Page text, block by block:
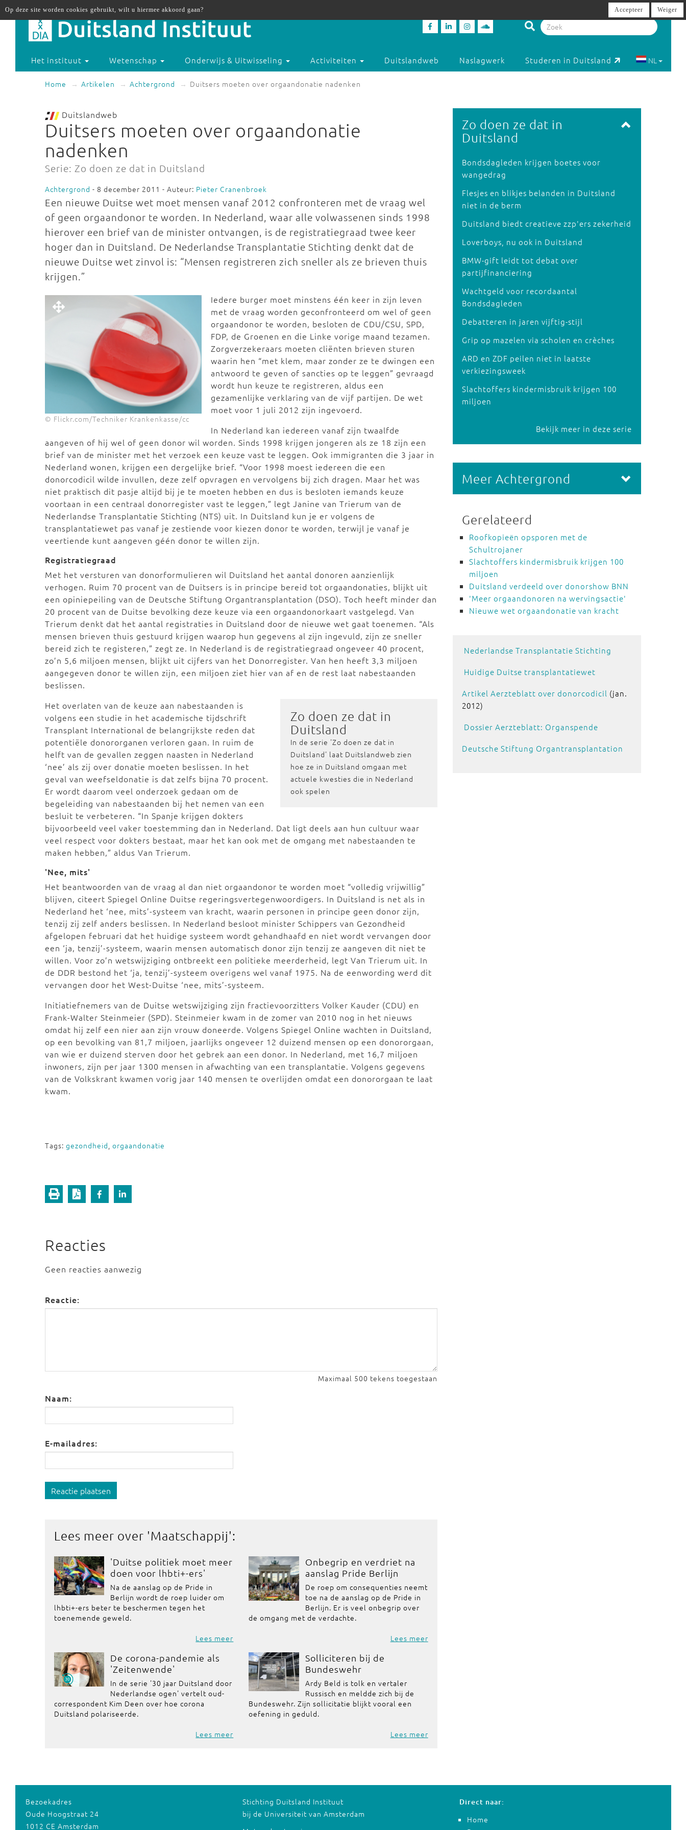
Het instituut Wetenschap Onderwijs & Uitwisseling Activiteiten Duitslandweb Naslagwerk Studeren in Duitsland NL
Home Artikelen Achtergrond Duitsers moeten over orgaandonatie nadenken
Duitslandweb
Duitsers moeten over orgaandonatie
nadenken
Serie: Zo doen ze dat in Duitsland
Achtergrond - 8 december 2011 - Auteur: Pieter Cranenbroek
Een nieuwe Duitse wet moet mensen vanaf 2012 confronteren met de vraag wel
of geen orgaandonor te worden. In Nederland, waar alle volwassenen sinds 1998
hierover een brief van de minister ontvangen, is de registratiegraad twee keer
hoger dan in Duitsland. De Nederlandse Transplantatie Stichting denkt dat de
nieuwe Duitse wet zinvol is: “Mensen registreren zich sneller als ze brieven thuis
krijgen.”
© Flickr.com/Techniker Krankenkasse/cc
Iedere burger moet minstens één keer in zijn leven
met de vraag worden geconfronteerd om wel of geen
orgaandonor te worden, besloten de CDU/CSU, SPD,
FDP, de Groenen en die Linke vorige maand tezamen.
Zorgverzekeraars moeten cliënten brieven sturen
waarin hen “met klem, maar zonder ze te dwingen een
antwoord te geven of sancties op te leggen” gevraagd
wordt hun keuze te registreren, aldus een
gezamenlijke verklaring van de vijf partijen. De wet
moet voor 1 juli 2012 zijn ingevoerd.
In Nederland kan iedereen vanaf zijn twaalfde
aangeven of hij wel of geen donor wil worden. Sinds 1998 krijgen jongeren als ze 18 zijn een
brief van de minister met het verzoek een keuze vast te leggen. Ook immigranten die 3 jaar in
Nederland wonen, krijgen een dergelijke brief. “Voor 1998 moest iedereen die een
donorcodicil wilde invullen, deze zelf opvragen en vervolgens bij zich dragen. Maar het was
niet praktisch dit pasje altijd bij je te moeten hebben en dus is besloten iemands keuze
voortaan in een centraal donorregister vast te leggen,” legt Janine van Trierum van de
Nederlandse Transplantatie Stichting (NTS) uit. In Duitsland kun je er volgens de
transplantatiewet pas vanaf je zestiende voor kiezen donor te worden, terwijl je vanaf je
veertiende kunt aangeven géén donor te willen zijn.
Registratiegraad
Met het versturen van donorformulieren wil Duitsland het aantal donoren aanzienlijk
verhogen. Ruim 70 procent van de Duitsers is in principe bereid tot orgaandonaties, blijkt uit
een opiniepeiling van de Deutsche Stiftung Organtransplantation (DSO). Toch heeft minder dan
20 procent van de Duitse bevolking deze keuze via een orgaandonorkaart vastgelegd. Van
Trierum denkt dat het aantal registraties in Duitsland door de nieuwe wet gaat toenemen. “Als
mensen brieven thuis gestuurd krijgen waarop hun gegevens al zijn ingevuld, zijn ze sneller
bereid zich te registeren,” zegt ze. In Nederland is de registratiegraad ongeveer 40 procent,
zo’n 5,6 miljoen mensen, blijkt uit cijfers van het Donorregister. Van hen heeft 3,3 miljoen
aangegeven donor te willen zijn, een miljoen ziet hier van af en de rest laat nabestaanden
beslissen.
Zo doen ze dat in
Duitsland
In de serie 'Zo doen ze dat in
Duitsland' laat Duitslandweb zien
hoe ze in Duitsland omgaan met
actuele kwesties die in Nederland
ook spelen
Het overlaten van de keuze aan nabestaanden is
volgens een studie in het academische tijdschrift
Transplant International de belangrijkste reden dat
potentiële donororganen verloren gaan. In ruim de
helft van de gevallen zeggen naasten in Nederland
‘nee’ als zij over donatie moeten beslissen. In het
geval van weefseldonatie is dat zelfs bijna 70 procent.
Er wordt daarom veel onderzoek gedaan om de
begeleiding van nabestaanden bij het nemen van een
besluit te verbeteren. “In Spanje krijgen dokters
bijvoorbeeld veel vaker toestemming dan in Nederland. Dat ligt deels aan hun cultuur waar
veel respect voor dokters bestaat, maar het kan ook met de omgang met nabestaanden te
maken hebben,” aldus Van Trierum.
'Nee, mits'
Het beantwoorden van de vraag al dan niet orgaandonor te worden moet “volledig vrijwillig”
blijven, citeert Spiegel Online Duitse regeringsvertegenwoordigers. In Duitsland is net als in
Nederland het ‘nee, mits’-systeem van kracht, waarin personen in principe geen donor zijn,
tenzij zij zelf anders beslissen. In Nederland besloot minister Schippers van Gezondheid
afgelopen februari dat het huidige systeem wordt gehandhaafd en niet wordt vervangen door
een ‘ja, tenzij’-systeem, waarin mensen automatisch donor zijn tenzij ze aangeven dit niet te
willen. Voor zo’n wetswijziging ontbreekt een politieke meerderheid, legt Van Trierum uit. In
de DDR bestond het ‘ja, tenzij’-systeem overigens wel vanaf 1975. Na de eenwording werd dit
vervangen door het West-Duitse ‘nee, mits’-systeem.
Initiatiefnemers van de Duitse wetswijziging zijn fractievoorzitters Volker Kauder (CDU) en
Frank-Walter Steinmeier (SPD). Steinmeier kwam in de zomer van 2010 nog in het nieuws
omdat hij zelf een nier aan zijn vrouw doneerde. Volgens Spiegel Online wachten in Duitsland,
op een bevolking van 81,7 miljoen, jaarlijks ongeveer 12 duizend mensen op een donororgaan,
van wie er duizend sterven door het gebrek aan een donor. In Nederland, met 16,7 miljoen
inwoners, zijn per jaar 1300 mensen in afwachting van een transplantatie. Volgens gegevens
van de Volkskrant kwamen vorig jaar 140 mensen te overlijden omdat een donororgaan te laat
kwam.
Tags: gezondheid, orgaandonatie
Reacties
Geen reacties aanwezig
Reactie:
Maximaal 500 tekens toegestaan
Naam:
E-mailadres:
Reactie plaatsen
Lees meer over 'Maatschappij':
'Duitse politiek moet meer
doen voor lhbti+-ers'
Na de aanslag op de Pride in
Berlijn wordt de roep luider om
lhbti+-ers beter te beschermen tegen het
toenemende geweld.
Lees meer
Onbegrip en verdriet na
aanslag Pride Berlijn
De roep om consequenties neemt
toe na de aanslag op de Pride in
Berlijn. Er is veel onbegrip over
de omgang met de verdachte.
Lees meer
De corona-pandemie als
'Zeitenwende'
In de serie '30 jaar Duitsland door
Nederlandse ogen' vertelt oud-
correspondent Kim Deen over hoe corona
Duitsland polariseerde.
Lees meer
Solliciteren bij de
Bundeswehr
Ardy Beld is tolk en vertaler
Russisch en meldde zich bij de
Bundeswehr. Zijn sollicitatie blijkt vooral een
oefening in geduld.
Lees meer
Zo doen ze dat in
Duitsland
Bondsdagleden krijgen boetes voor
wangedrag
Flesjes en blikjes belanden in Duitsland
niet in de berm
Duitsland biedt creatieve zzp'ers zekerheid
Loverboys, nu ook in Duitsland
BMW-gift leidt tot debat over
partijfinanciering
Wachtgeld voor recordaantal
Bondsdagleden
Debatteren in jaren vijftig-stijl
Grip op mazelen via scholen en crèches
ARD en ZDF peilen niet in laatste
verkiezingsweek
Slachtoffers kindermisbruik krijgen 100
miljoen
Bekijk meer in deze serie
Meer Achtergrond
Gerelateerd
Roofkopieën opsporen met de
Schultrojaner
Slachtoffers kindermisbruik krijgen 100
miljoen
Duitsland verdeeld over donorshow BNN
'Meer orgaandonoren na wervingsactie'
Nieuwe wet orgaandonatie van kracht
Nederlandse Transplantatie Stichting
Huidige Duitse transplantatiewet
Artikel Aerzteblatt over donorcodicil (jan.
2012)
Dossier Aerzteblatt: Organspende
Deutsche Stiftung Organtransplantation
Bezoekadres
Oude Hoogstraat 24
1012 CE Amsterdam
Stichting Duitsland Instituut
bij de Universiteit van Amsterdam
Direct naar:
Home
Op deze site worden cookies gebruikt, wilt u hiermee akkoord gaan? Accepteer Weiger